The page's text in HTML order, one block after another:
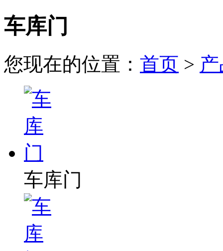
车库门
您现在的位置： 首页 >
车库门